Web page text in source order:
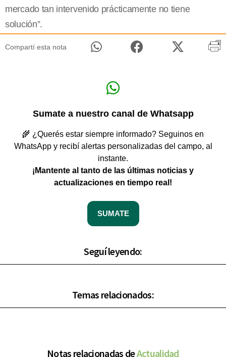
mercado tan intervenido prácticamente no tiene
solución”.
Compartí esta nota
Sumate a nuestro canal de Whatsapp
🌾 ¿Querés estar siempre informado? Seguinos en
WhatsApp y recibí alertas personalizadas del campo, al
instante.
¡Mantente al tanto de las últimas noticias y
actualizaciones en tiempo real!
SUMATE
Seguí leyendo:
Temas relacionados:
Notas relacionadas deActualidad